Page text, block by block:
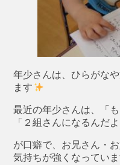
年少さんは、ひらがな
ます
最近の年少さんは、「
「２組さんになるんだよ
が口癖で、お兄さん・
気持ちが強くなっていま